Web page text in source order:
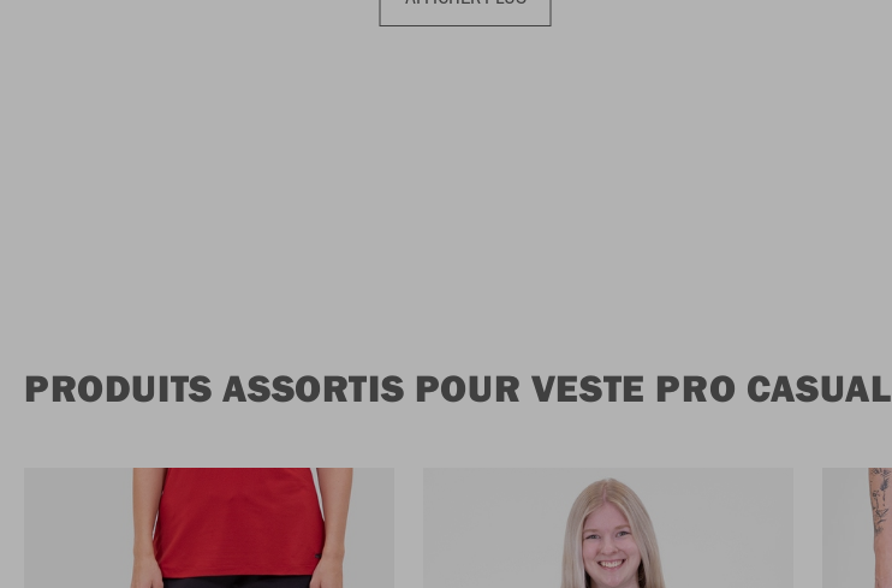
PRODUITS ASSORTIS POUR VESTE PRO CASUAL